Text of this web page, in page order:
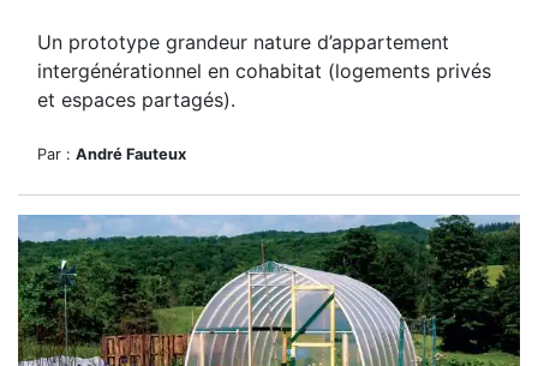
Un prototype grandeur nature d’appartement
intergénérationnel en cohabitat (logements privés
et espaces partagés).
Par : André Fauteux